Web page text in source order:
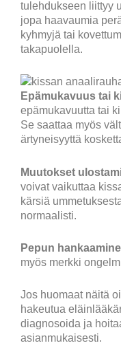
tulehdukseen liittyy
jopa haavaumia
kyhmyjä tai
takapuolella.
Epämukavuus tai
epämukavuutta tai
Se saattaa myös
ärtyneisyyttä
Muutokset
voivat vaikuttaa
kärsiä
normaalisti.
Pepun
myös merkki
Jos huomaat näitä
hakeutua
diagnosoida ja
asianmukaisesti.